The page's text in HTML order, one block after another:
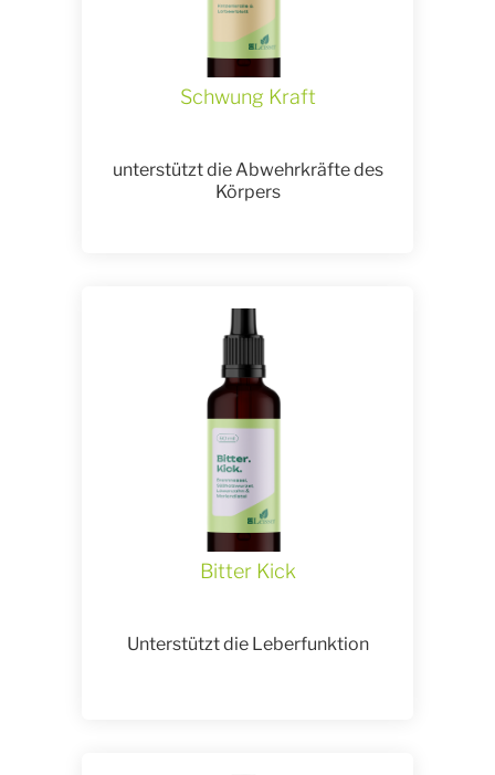
Schwung Kraft
unterstützt die Abwehrkräfte des
Körpers
Bitter Kick
Unterstützt die Leberfunktion